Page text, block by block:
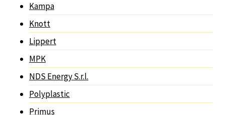
Kampa
Knott
Lippert
MPK
NDS Energy S.r.l.
Polyplastic
Primus